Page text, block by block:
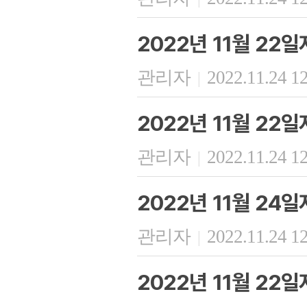
2022년 11월 22일
관리자 | 2022.11.24
2022년 11월 22일
관리자 | 2022.11.24
2022년 11월 24일
관리자 | 2022.11.24
2022년 11월 22일